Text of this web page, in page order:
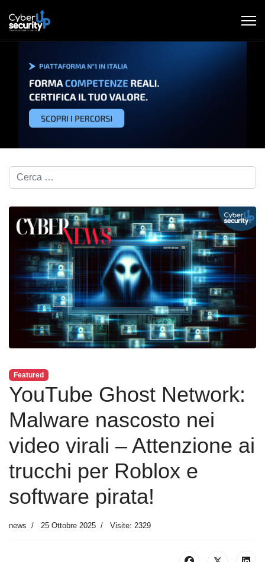
Cerca nel blog...
Featured
YouTube Ghost Network:
Malware nascosto nei
video virali – Attenzione ai
trucchi per Roblox e
software pirata!
news 25 Ottobre 2025 Visite: 2329